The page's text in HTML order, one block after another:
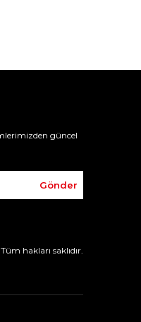
güncel
Gönder
hakları saklıdır.